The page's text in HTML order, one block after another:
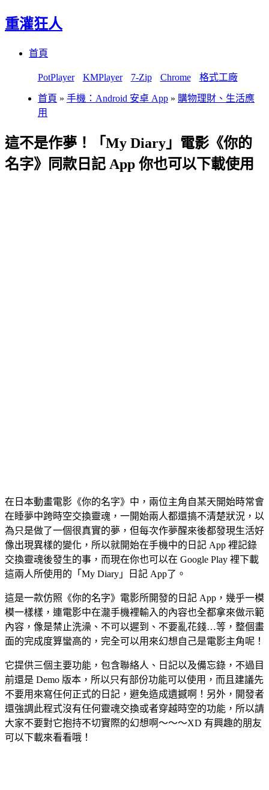
重灌狂人
首頁
PotPlayer KMPlayer 7-Zip Chrome 格式工廠
首頁 » 手機：Android 安卓 App » 購物理財、生活應
用
這不是作夢！「My Diary」電影《你的
名字》同款日記 App 你也可以下載使用
在日本動畫電影《你的名字》中，兩位主角自某天開始時常會
在睡夢中跨時空交換靈魂，一開始兩人都還搞不清楚狀況，以
為只是做了一個很真實的夢，但每次作夢醒來後都發現生活好
像出現異樣的變化，所以就開始在手機中的日記 App 裡記錄
交換靈魂後發生的事，而現在你也可以在 Google Play 裡下載
這兩人所使用的「My Diary」日記 App了。
這是一款仿照《你的名字》電影所開發的日記 App，幾乎一模
模一樣樣，連電影中在瀧手機裡輸入的內容也全都拿來做示範
內容，像是禁止洗澡、不可以遲到、不要亂花錢…等，整個畫
面的完成度算蠻高的，完全可以用來幻想自己是電影主角呢！
它提供三個主要功能，包含聯絡人、日記以及備忘錄，不過目
前還是 Demo 版本，所以只有部份功能可以使用，而且建議先
不要用來寫任何正式的日記，避免造成遺撼啊！另外，開發者
還強調此程式沒有任何靈魂交換或者穿越時空的功能，所以請
大家不要對它抱持不切實際的幻想啊～～～XD 有興趣的朋友
可以下載來看看哦！